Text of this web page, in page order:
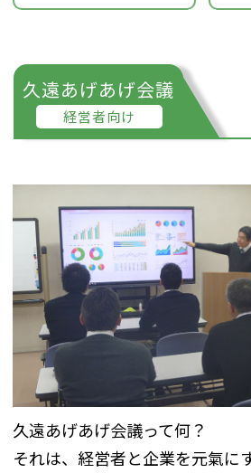
久遠あげあげ会議
経営者向け
久遠あげあげ会議って何？
それは、経営者と企業を元氣に